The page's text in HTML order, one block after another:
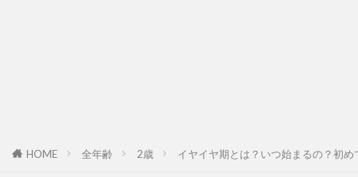
HOME 全年齢 2歳 イヤイヤ期とは？いつ始まるの？初